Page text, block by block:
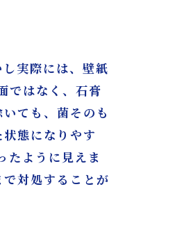
実際には、壁紙
ではなく、石膏
ても、菌そのも
態になりやす
たように見えま
対処することが